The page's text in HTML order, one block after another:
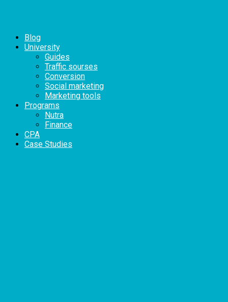
Blog
University
Guides
Traffic sourses
Conversion
Social marketing
Marketing tools
Programs
Nutra
Finance
CPA
Case Studies